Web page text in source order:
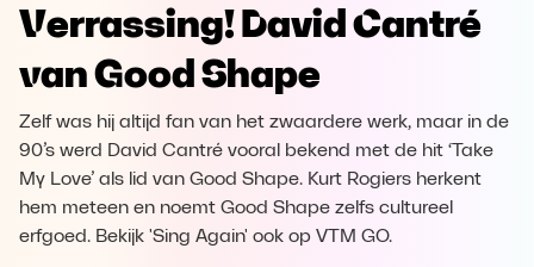
Microsoft Edge Download
Opera
Verrassing! David Cantré
van Good Shape
Zelf was hij altijd fan van het zwaardere werk, maar in de
90’s werd David Cantré vooral bekend met de hit ‘Take
My Love’ als lid van Good Shape. Kurt Rogiers herkent
hem meteen en noemt Good Shape zelfs cultureel
erfgoed. Bekijk 'Sing Again' ook op VTM GO.